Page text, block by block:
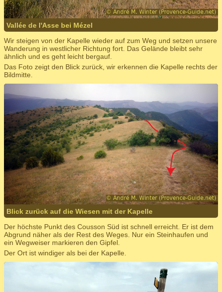
Vallée de l'Asse bei Mézel
Wir steigen von der Kapelle wieder auf zum Weg und setzen unsere
Wanderung in westlicher Richtung fort. Das Gelände bleibt sehr
ähnlich und es geht leicht bergauf.
Das Foto zeigt den Blick zurück, wir erkennen die Kapelle rechts der
Bildmitte.
Blick zurück auf die Wiesen mit der Kapelle
Der höchste Punkt des Cousson Süd ist schnell erreicht. Er ist dem
Abgrund näher als der Rest des Weges. Nur ein Steinhaufen und
ein Wegweiser markieren den Gipfel.
Der Ort ist windiger als bei der Kapelle.